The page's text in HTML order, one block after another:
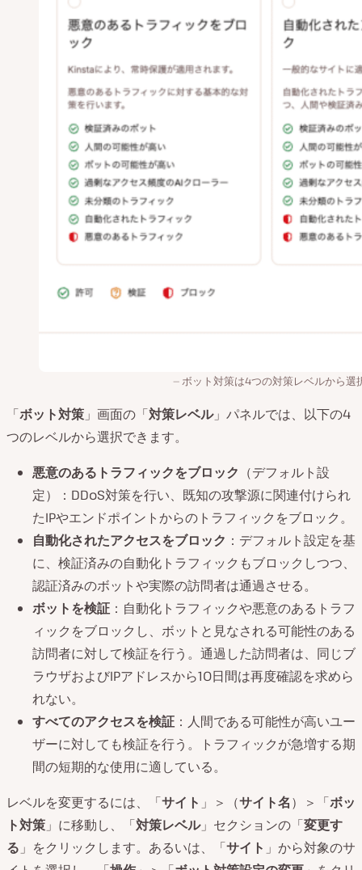
ボット対策は4つの対策レベルから選
「ボット対策 」画面の「対策レベル」パネルでは、以下の4
つのレベルから選択できます。
悪意のあるトラフィックをブロック （デフォルト設
定）：DDoS対策を行い、既知の攻撃源に関連付けられ
たIPやエンドポイントからのトラフィックをブロック。
自動化されたアクセスをブロック ：デフォルト設定を基
に、検証済みの自動化トラフィックもブロックしつつ、
認証済みのボットや実際の訪問者は通過させる。
ボットを検証 ：自動化トラフィックや悪意のあるトラフ
ィックをブロックし、ボットと見なされる可能性のある
訪問者に対して検証を行う。通過した訪問者は、同じブ
ラウザおよびIPアドレスから10日間は再度確認を求めら
れない。
すべてのアクセスを検証 ：人間である可能性が高いユー
ザーに対しても検証を行う。トラフィックが急増する期
間の短期的な使用に適している。
レベルを変更するには、「サイト 」＞（サイト名）＞「ボッ
ト対策 」に移動し、「対策レベル」セクションの「変更す
る 」をクリックします。あるいは、「サイト 」から対象のサ